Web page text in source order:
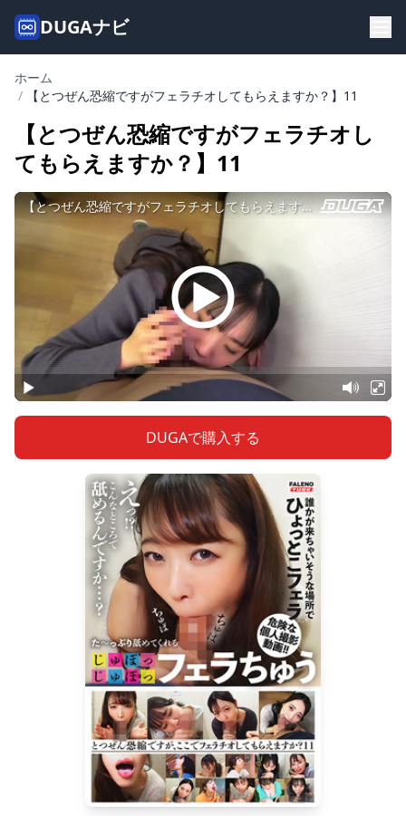
DUGAナビ
ホーム
/
【とつぜん恐縮ですがフェラチオしてもらえますか？】11
【とつぜん恐縮ですがフェラチオし
てもらえますか？】11
DUGAで購入する